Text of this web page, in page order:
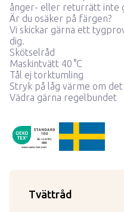
ånger- eller returrätt inte
Är du osäker på färgen?
Vi skickar gärna ett
dig.
Skötselråd
Maskintvätt 40 °C
Tål ej torktumling
Stryk på låg värme om
Vädra gärna regelbundet
OekoTex110792
SE-11-0792
RISE
Tvättråd